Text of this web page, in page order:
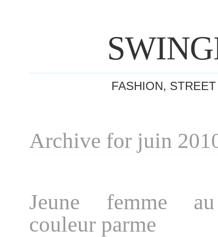
FASHION,
Archive for juin
Jeune femme
couleur parme